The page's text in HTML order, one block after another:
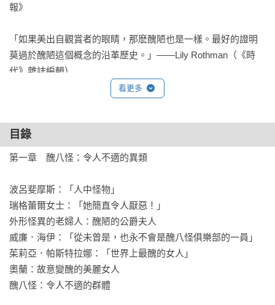
報》
「如果美出自觀賞者的眼睛，那麽醜陋也是一樣。最好的證明
莫過於醜陋這個概念的沿革歷史。」——Lily Rothman（《時
代》雜誌編輯）
——《紐約客》
懂、充滿趣味的書，來思考醜陋是文化的構造？還是我們大腦
的構造？」——Sander L. Gilman（作家）
看更多
目錄
第一章　醜八怪：令人不適的異類
波呂斐摩斯：「人中怪物」
瑞格蕾爾女士：「她簡直令人厭惡！」
外形怪異的老婦人：醜陋的公爵夫人
威廉．海伊：「從未曾是，也永不會是醜八怪俱樂部的一員」
茱莉亞．帕斯特拉娜：「世界上最醜的女人」
奧蘭：故意變醜的美麗女人
醜八怪：令人不適的群體